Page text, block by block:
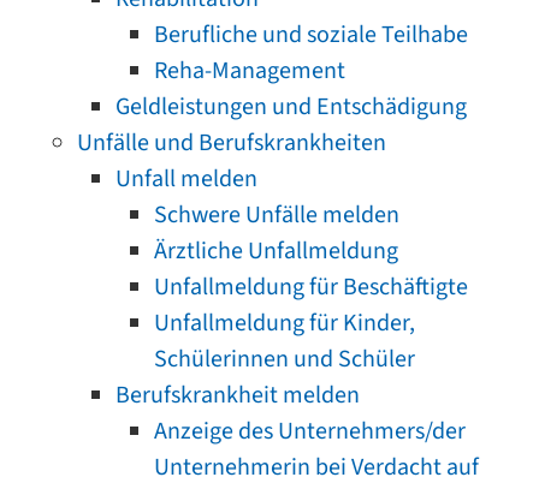
Berufliche und soziale Teilhabe
Reha-Management
Geldleistungen und Entschädigung
Unfälle und Berufskrankheiten
Unfall melden
Schwere Unfälle melden
Ärztliche Unfallmeldung
Unfallmeldung für Beschäftigte
Unfallmeldung für Kinder,
Schülerinnen und Schüler
Berufskrankheit melden
Anzeige des Unternehmers/der
Unternehmerin bei Verdacht auf